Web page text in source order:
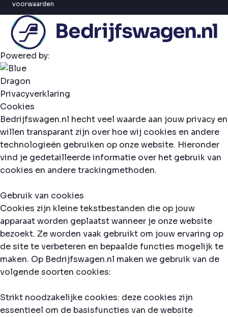
voorwaarden
Powered by:
Privacyverklaring
Cookies
Bedrijfswagen.nl hecht veel waarde aan jouw privacy en
willen transparant zijn over hoe wij cookies en andere
technologieën gebruiken op onze website. Hieronder
vind je gedetailleerde informatie over het gebruik van
cookies en andere trackingmethoden.
Gebruik van cookies
Cookies zijn kleine tekstbestanden die op jouw
apparaat worden geplaatst wanneer je onze website
bezoekt. Ze worden vaak gebruikt om jouw ervaring op
de site te verbeteren en bepaalde functies mogelijk te
maken. Op Bedrijfswagen.nl maken we gebruik van de
volgende soorten cookies:
Strikt noodzakelijke cookies: deze cookies zijn
essentieel om de basisfuncties van de website